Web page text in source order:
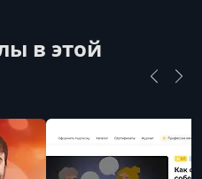
от речевых и
преодолеть
и психологических
в этой